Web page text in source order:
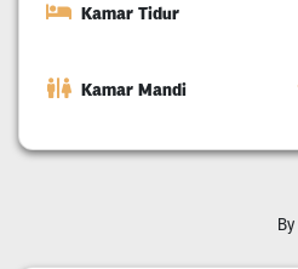
Kamar Tidur
Kamar Mandi
By